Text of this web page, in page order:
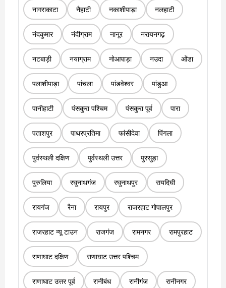
नागराकाटा नैहाटी नकाशीपाड़ा नलहाटी
नंदकुमार नंदीग्राम नानूर नरायनगढ़
नटबाड़ी नयाग्राम नोआपाड़ा नउदा ओंडा
पलाशीपाड़ा पांचला पांडवेश्वर पांडुआ
पानीहाटी पंसकुरा पश्चिम पंसकुरा पूर्व पारा
पताशपुर पाथरप्रतिमा फांसीदेवा पिंगला
पुर्वस्थली दक्षिण पुर्वस्थली उत्तर पुरसुड़ा
पुरुलिया रघुनाथगंज रघुनाथपुर रायदिघी
रायगंज रैना रायपुर राजरहाट गोपालपुर
राजरहाट न्यू टाउन राजगंज रामनगर रामपुरहाट
राणाघाट दक्षिण राणाघाट उत्तर पश्चिम
राणाघाट उत्तर पूर्व रानीबंध रानीगंज रानीनगर